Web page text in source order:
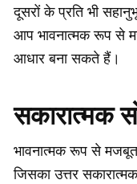
दूसरों के प्रति भी
आप भावनात्मक रूप से
आधार बना सकते हैं।
सकारात्मक
भावनात्मक रूप से
जिसका उत्तर